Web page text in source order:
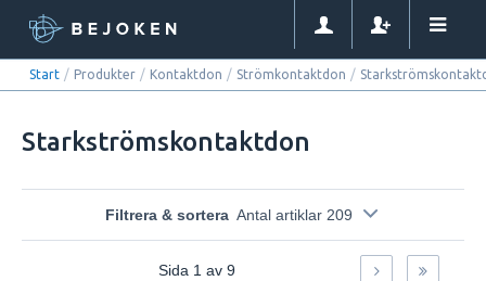
Start / Produkter / Kontaktdon / Strömkontaktdon /
Starkströmskontaktdon
Filtrera & sortera Antal artiklar 209
Sida 1 av 9